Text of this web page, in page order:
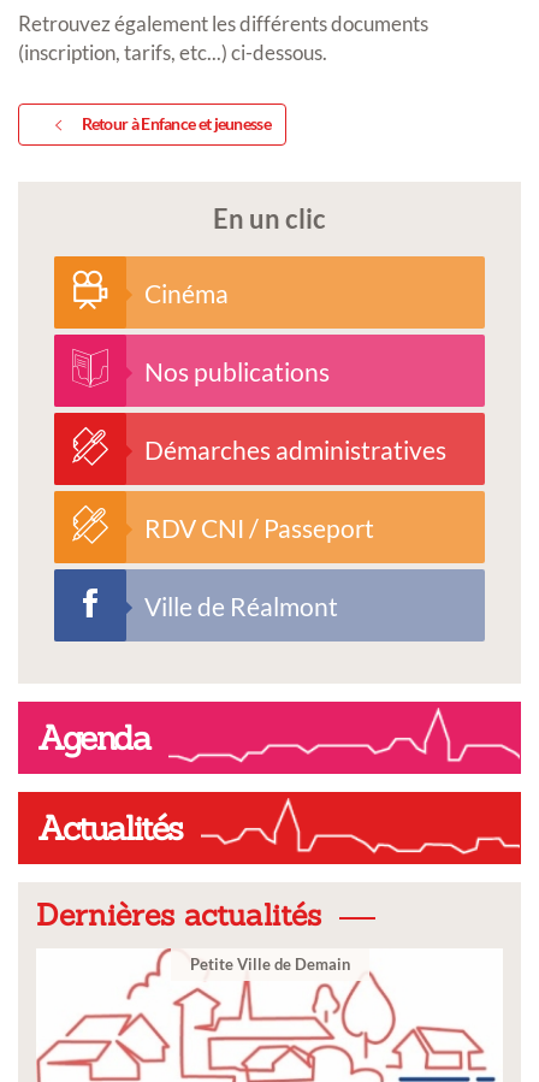
Retrouvez également les différents documents
(inscription, tarifs, etc...) ci-dessous.
Retour à Enfance et jeunesse
En un clic
Cinéma
Nos publications
Démarches administratives
RDV CNI / Passeport
Ville de Réalmont
Agenda
Actualités
Dernières actualités
Petite Ville de Demain